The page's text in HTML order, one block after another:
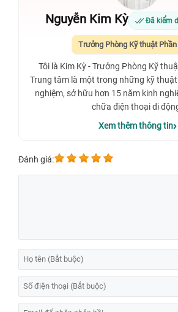
Nguyễn Kim Kỳ Đã kiểm
Trưởng Phòng Kỹ thuật
Tôi là Kim Kỳ - Trưởng Phòng Kỹ
Trung tâm là một trong những kỹ
nghiệm, sở hữu hơn 15 năm kinh
chữa điện thoại di
Xem thêm thông tin
Đánh giá: